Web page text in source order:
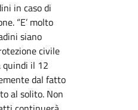
in caso di
“E’ molto
siano
civile
quindi il 12
dal fatto
al solito. Non